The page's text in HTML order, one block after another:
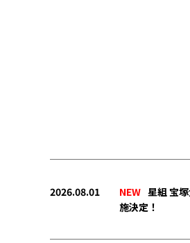
2026.08.01 NEW 星組 宝
施決定！